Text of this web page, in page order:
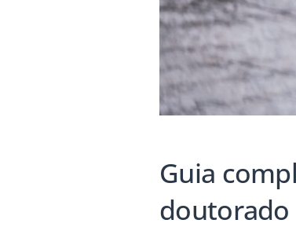
Guia
doutorado